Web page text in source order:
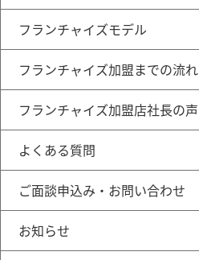
フランチャイズモデル
フランチャイズ加盟までの流れ
フランチャイズ加盟店社長の声
よくある質問
ご面談申込み・お問い合わせ
お知らせ